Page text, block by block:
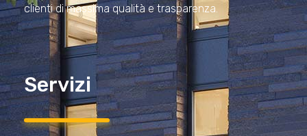
clienti di massima qualità e trasparenza.
Servizi